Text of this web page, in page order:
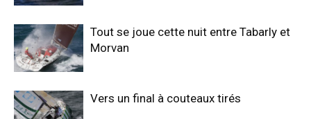
Tout se joue cette nuit entre Tabarly et
Morvan
Vers un final à couteaux tirés